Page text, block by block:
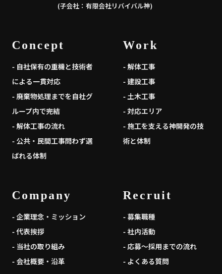
(子会社：有限会社リバイバル神)
Concept
- 自社保有の重機と技術者
による一貫対応
- 廃棄物処理までを自社グ
ループ内で完結
- 解体工事の流れ
- 公共・民間工事問わず選
ばれる体制
Work
- 解体工事
- 建設工事
- 土木工事
- 対応エリア
- 施工を支える神開発の技
術と体制
Company
- 企業理念・ミッション
- 代表挨拶
- 当社の取り組み
- 会社概要・沿革
Recruit
- 募集職種
- 社内活動
- 応募～採用までの流れ
- よくある質問